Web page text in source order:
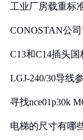
工业厂房载重标
CONOSTAN公
C13和C14插头
LGJ-240/30导线
寻找nce01p30k
电梯的尺寸有哪